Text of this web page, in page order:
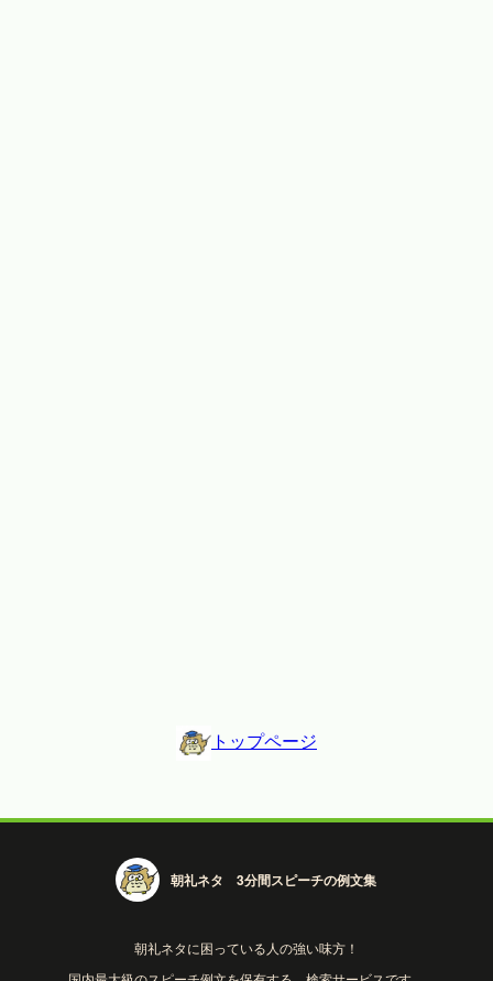
トップページ
朝礼ネタ 3分間スピーチの例文集
朝礼ネタに困っている人の強い味方！